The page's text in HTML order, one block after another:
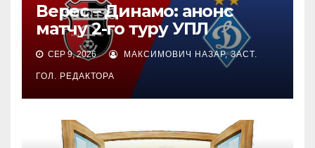
Верес – Динамо: анонс
матчу 2-го туру УПЛ
СЕР 9, 2026 МАКСИМОВИЧ НАЗАР, ЗАСТ.
ГОЛ. РЕДАКТОРА